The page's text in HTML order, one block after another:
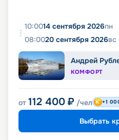
10:0014 сентября 2026пн
08:0020 сентября 2026вс
Андрей
КОМФОРТ
от 112 400 ₽ /чел +1
Выбрать